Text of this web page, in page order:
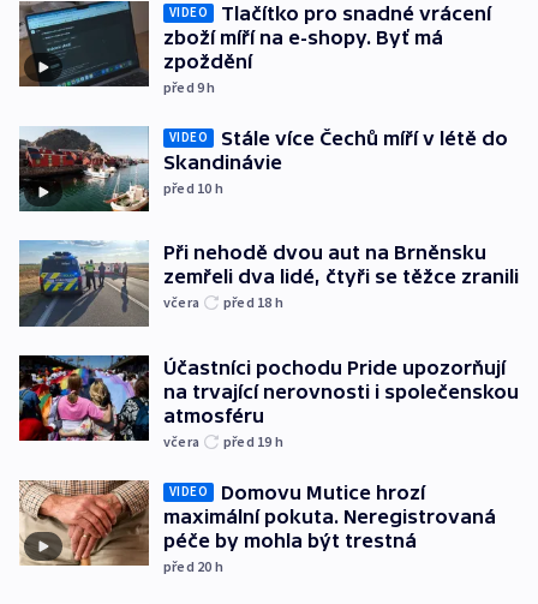
VIDEO
Tlačítko pro snadné vrácení
zboží míří na e-shopy. Byť má
zpoždění
před 9h
VIDEO
Stále více Čechů míří v létě do
Skandinávie
před 10 h
Při nehodě dvou aut na Brněnsku
zemřeli dva lidé, čtyři se těžce zranili
včera před 18 h
Účastníci pochodu Pride upozorňují
na trvající nerovnosti i společenskou
atmosféru
včera před 19 h
VIDEO
Domovu Mutice hrozí
maximální pokuta. Neregistrovaná
péče by mohla být trestná
před 20 h